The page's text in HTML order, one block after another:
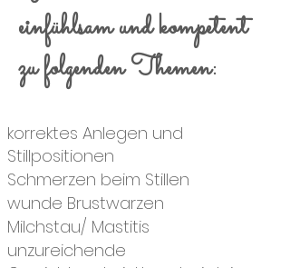
einfühlsam und kompetent
zu folgenden Themen:
korrektes Anlegen und
Stillpositionen
Schmerzen beim Stillen
wunde Brustwarzen
Milchstau/ Mastitis
unzureichende